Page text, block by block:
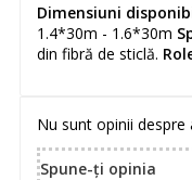
Dimensiuni
1.4*30m - 1.6*30m
din fibră de sticlă.
Nu sunt opinii despre
Spune-ţi opinia